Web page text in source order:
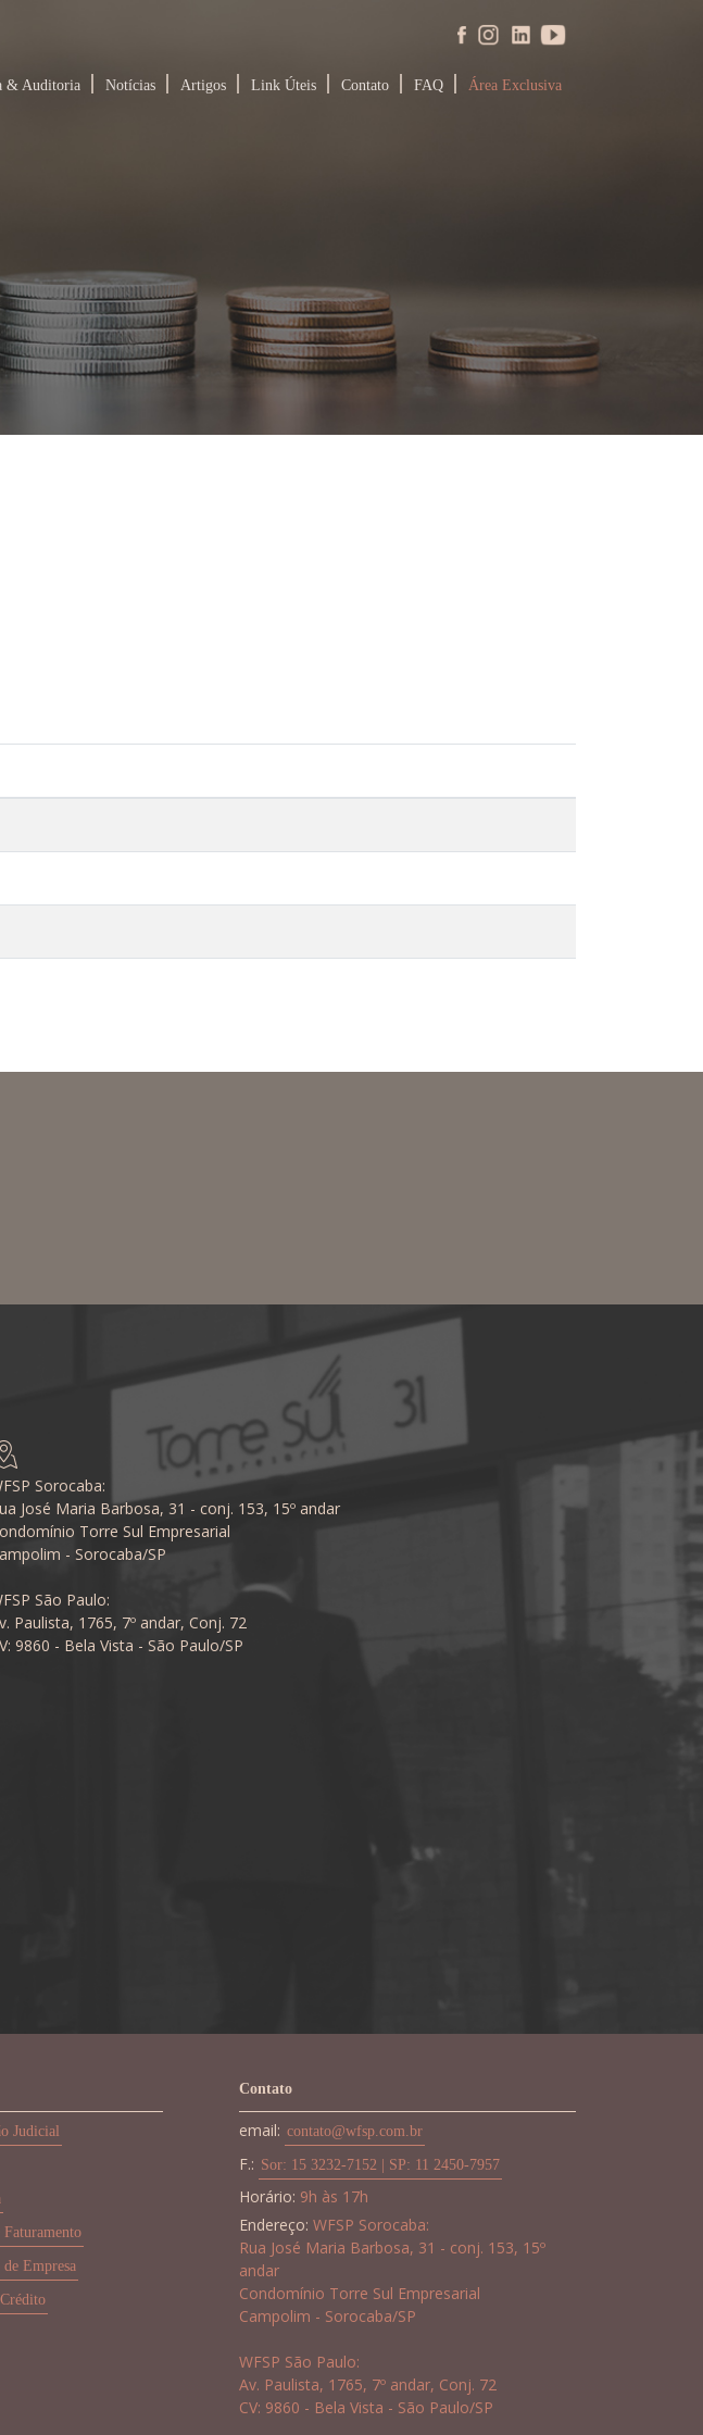
& Auditoria Notícias Artigos Link Úteis Contato FAQ Área Exclusiva
Sorocaba:
José Maria Barbosa, 31 - conj. 153, 15º andar
Torre Sul Empresarial
- Sorocaba/SP
São Paulo:
Paulista, 1765, 7º andar, Conj. 72
9860 - Bela Vista - São Paulo/SP
Judicial
Faturamento
Empresa
Contato
email: contato@wfsp.com.br
F.: Sor: 15 3232-7152 | SP: 11 2450-7957
Horário: 9h às 17h
Endereço: WFSP Sorocaba:
Rua José Maria Barbosa, 31 - conj. 153, 15º
andar
Condomínio Torre Sul Empresarial
Campolim - Sorocaba/SP
WFSP São Paulo:
Av. Paulista, 1765, 7º andar, Conj. 72
CV: 9860 - Bela Vista - São Paulo/SP